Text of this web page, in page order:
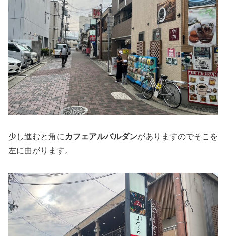
少し進むと角に カフェアルバルダンがありますのでそこを
左に曲がります。